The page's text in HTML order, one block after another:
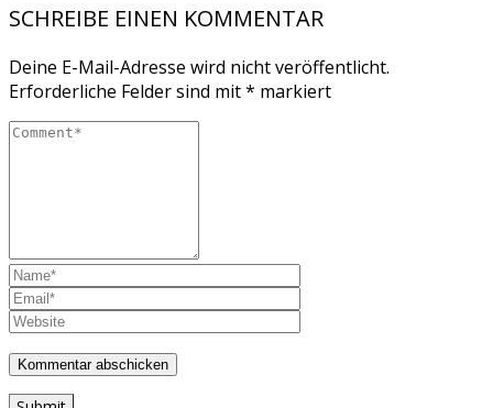
SCHREIBE EINEN KOMMENTAR
Deine E-Mail-Adresse wird nicht veröffentlicht.
Erforderliche Felder sind mit* markiert